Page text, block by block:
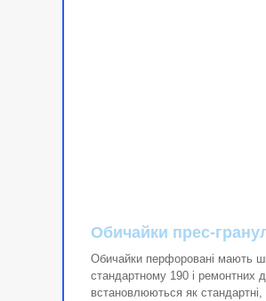
Обичайки прес-
Обичайки перфоровані мають
стандартному 190 і ремонтних
встановлюються як